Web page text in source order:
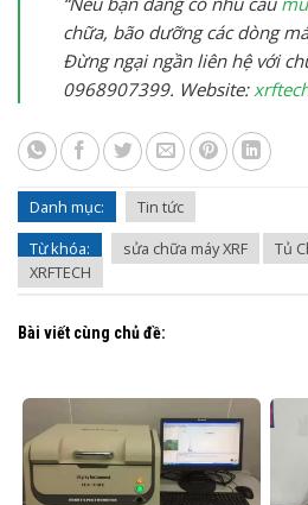
chữa, bão dưỡng các dòng
Đừng ngại ngần liên hệ với
0968907399. Website:
Danh mục:
Tin tức
Từ khóa:
sửa chữa máy XRF Tủ
XRFTECH
Bài viết cùng chủ đề: